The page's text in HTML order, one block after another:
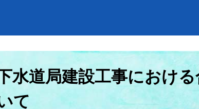
水道局建設工事におけ
て